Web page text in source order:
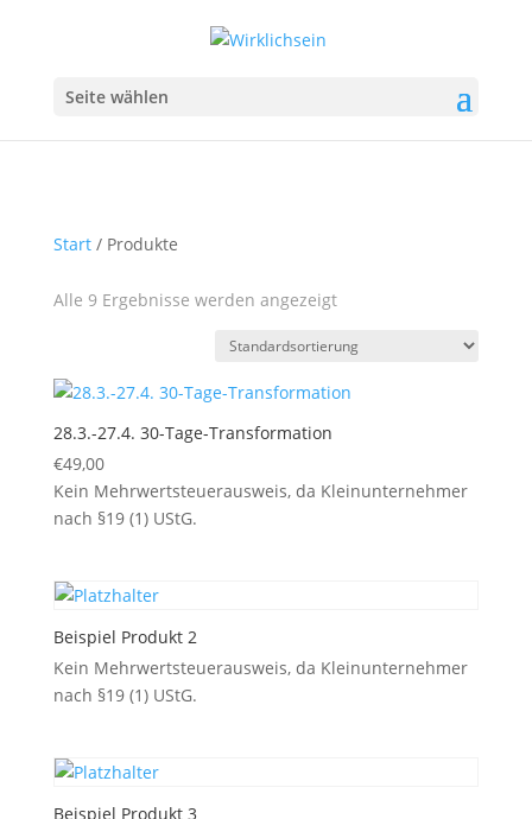
Seite wählen
Start/ Produkte
Alle 9 Ergebnisse werden angezeigt
28.3.-27.4. 30-Tage-Transformation
€49,00
Kein Mehrwertsteuerausweis, da Kleinunternehmer
nach §19 (1) UStG.
Beispiel Produkt 2
Kein Mehrwertsteuerausweis, da Kleinunternehmer
nach §19 (1) UStG.
Beispiel Produkt 3